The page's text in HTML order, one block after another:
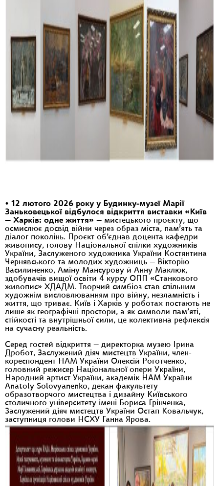
• 12 лютого 2026 року у Будинку-музеї Марії
Заньковецької відбулося відкриття виставки «Київ
— Харків: одне життя» — мистецького проєкту, що
осмислює досвід війни через образ міста, пам’ять та
діалог поколінь. Проєкт об’єднав доцента кафедри
живопису, голову Національної спілки художників
України, Заслуженого художника України Костянтина
Чернявського та молодих художниць — Вікторію
Василиненко, Аміну Мансурову й Анну Маклюк,
здобувачів вищої освіти 4 курсу ОПП «Станкового
живопис» ХДАДМ. Творчий симбіоз став спільним
художнім висловлюванням про війну, незламність і
життя, що триває. Київ і Харків у роботах постають не
лише як географічні простори, а як символи пам’яті,
стійкості та внутрішньої сили, це колективна рефлексія
на сучасну реальність.
Серед гостей відкриття — директорка музею Ірина
Дробот, Заслужений діяч мистецтв України, член-
кореспондент НАМ України Олексій Роготченко,
головний режисер Національної опери України,
Народний артист України, академік НАМ України
Anatoly Solovyanenko, декан факультету
образотворчого мистецтва і дизайну Київського
столичного університету імені Бориса Грінченка,
Заслужений діяч мистецтв України Остап Ковальчук,
заступниця голови НСХУ Ганна Ярова.